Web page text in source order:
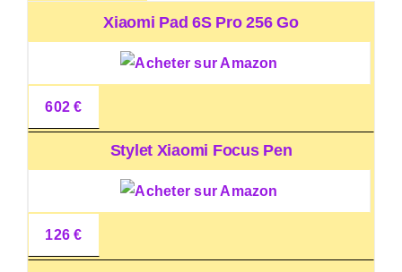
Xiaomi Pad 6S Pro 256 Go
602 €
Stylet Xiaomi Focus Pen
126 €